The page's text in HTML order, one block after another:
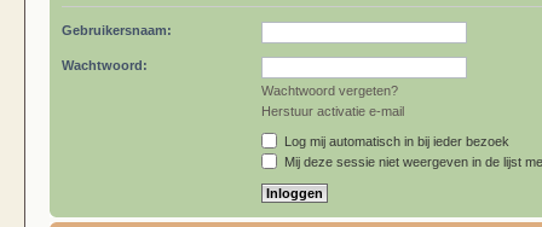
Gebruikersnaam:
Wachtwoord:
Wachtwoord vergeten?
Herstuur activatie e-mail
Log mij automatisch in bij ieder bezoek
Mij deze sessie niet weergeven in de lijst